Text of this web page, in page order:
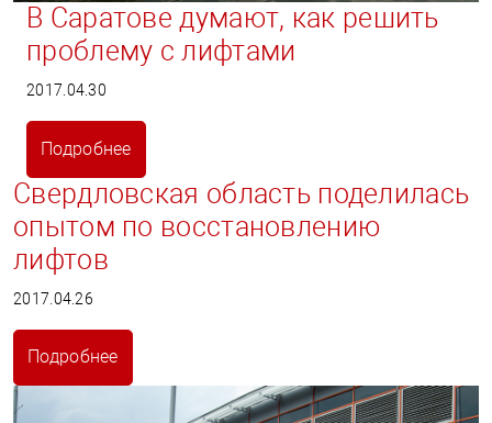
В Саратове думают, как решить
проблему с лифтами
2017.04.30
Подробнее
Свердловская область поделилась
опытом по восстановлению
лифтов
2017.04.26
Подробнее